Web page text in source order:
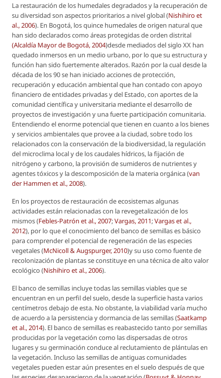
La restauración de los humedales degradados y la recuperación de
su diversidad son aspectos prioritarios a nivel global (Nishihiroet
al., 2006). En Bogotá, los quince humedales de origen natural que
han sido declarados como áreas protegidas de orden distrital
(Alcaldía Mayor de Bogotá, 2004)desde mediados del siglo XX han
quedado inmersos en un medio urbano, por lo que su estructura y
función han sido fuertemente alterados. Razón por la cual desde la
década de los 90 se han iniciado acciones de protección,
recuperación y educación ambiental que han contado con apoyo
financiero de entidades privadas y del Estado, con aportes de la
comunidad científica y universitaria mediante el desarrollo de
proyectos de investigación y una fuerte participación comunitaria.
Entendiendo el enorme potencial que tienen en cuanto a los bienes
y servicios ambientales que provee a la ciudad, sobre todo los
relacionados con la conservación de la biodiversidad, la regulación
del microclima local y de los caudales hídricos, la fijación de
nitrógeno y carbono, la provisión de sumideros de nutrientes y
agentes tóxicos y la descomposición de la materia orgánica (van
der Hammen et al., 2008).
En los proyectos de restauración de ecosistemas algunas
actividades están relacionadas con la revegetalización de los
mismos (Febles-Patrón et al., 2007;Vargas, 2011;Vargaset al.,
2012), por lo que el conocimiento del banco de semillas es básico
para comprender el potencial de regeneración de las especies
vegetales (McNicoll & Augspurger, 2010)y su uso como fuente de
recolonización de plantas se constituye en una técnica de alto valor
ecológico (Nishihiroet al., 2006).
El banco de semillas incluye todas las semillas viables que se
encuentran en un perfil del suelo, desde la superficie hasta varios
centímetros debajo de esta. No obstante, la viabilidad varía mucho
de acuerdo a la persistencia y dormancia de las semillas (Saatkamp
et al., 2014). El banco de semillas es reabastecido tanto por semillas
producidas por la vegetación como las dispersadas de otros
lugares y su germinación conduce al reclutamiento de plántulas en
la vegetación. Incluso las semillas de antiguas comunidades
vegetales pueden estar aún presentes en el suelo después de que